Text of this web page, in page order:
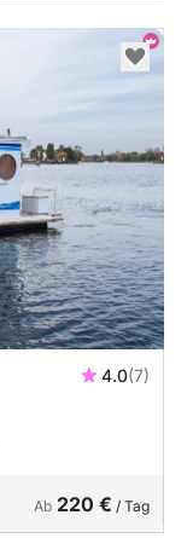
4.0(7)
Ab 220 € / Tag